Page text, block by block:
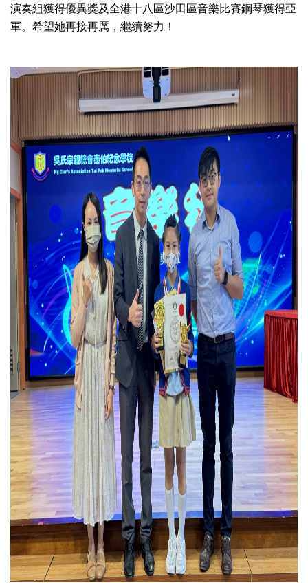
演奏組獲得優異獎及全港十八區沙田區音樂比賽鋼琴獲得亞
軍。希望她再接再厲，繼續努力！